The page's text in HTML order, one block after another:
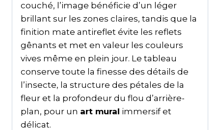
couché, l’image bénéficie d’un léger
brillant sur les zones claires, tandis que la
finition mate antireflet évite les reflets
gênants et met en valeur les couleurs
vives même en plein jour. Le tableau
conserve toute la finesse des détails de
l’insecte, la structure des pétales de la
fleur et la profondeur du flou d’arrière-
plan, pour un art mural immersif et
délicat.